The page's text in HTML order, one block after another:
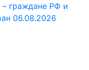
граждане РФ и
06.08.2026